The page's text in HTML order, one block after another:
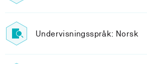
Undervisningsspråk: Norsk